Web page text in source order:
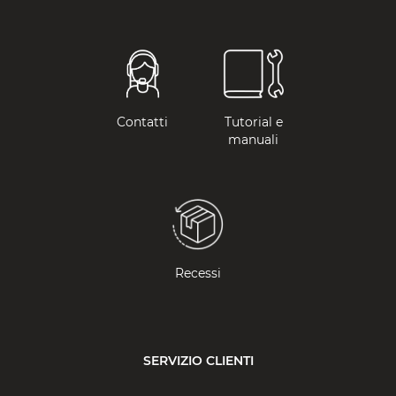
Contatti
Tutorial e
manuali
Recessi
SERVIZIO CLIENTI